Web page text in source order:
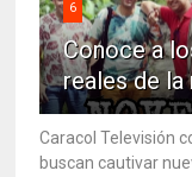
6
Conoce a
reales de la
Caracol Televisión
buscan cautivar